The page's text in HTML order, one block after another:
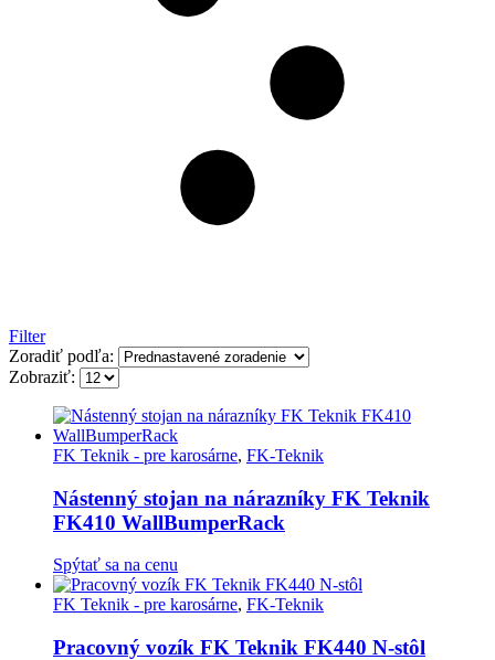
Filter
Zoradiť podľa:
Zobraziť:
FK Teknik - pre karosárne, FK-Teknik
Nástenný stojan na nárazníky FK Teknik
FK410 WallBumperRack
Spýtať sa na cenu
FK Teknik - pre karosárne, FK-Teknik
Pracovný vozík FK Teknik FK440 N-stôl